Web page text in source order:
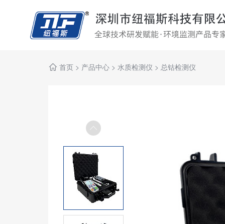
首页 > 产品中心 > 水质检测仪 > 总钴检测仪